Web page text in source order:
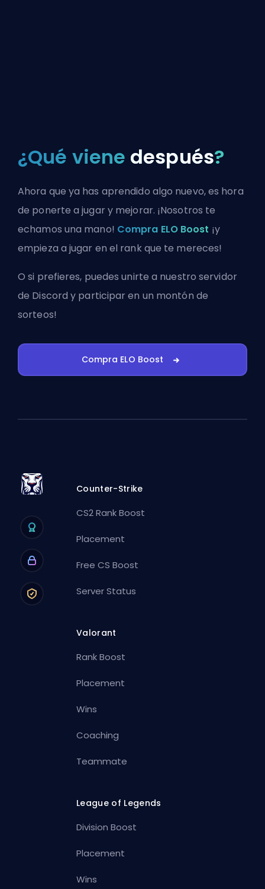
¿Qué viene después?
Ahora que ya has aprendido algo nuevo, es hora
de ponerte a jugar y mejorar. ¡Nosotros te
echamos una mano! Compra ELO Boost ¡y
empieza a jugar en el rank que te mereces!
O si prefieres, puedesunirte a nuestro servidor
de Discord y participar en un montón de
sorteos!
Compra ELO Boost
Counter-Strike
CS2 Rank Boost
Placement
Free CS Boost
Server Status
Valorant
Rank Boost
Placement
Wins
Coaching
Teammate
League of Legends
Division Boost
Placement
Wins